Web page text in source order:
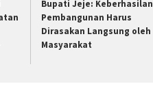
Bupati Jeje: Keberhasilan
Pembangunan Harus
Dirasakan Langsung oleh
Masyarakat